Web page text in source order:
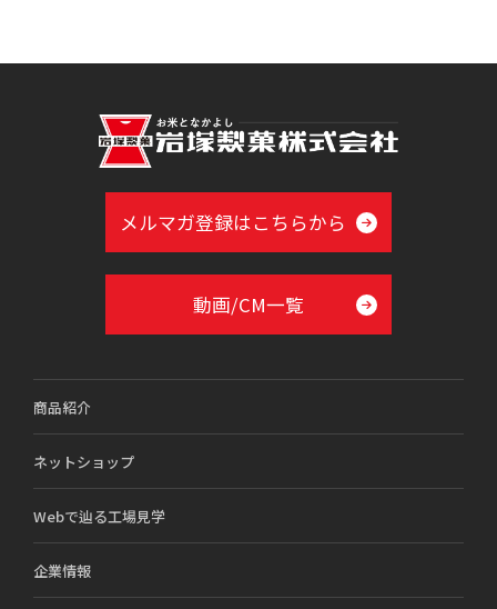
メルマガ登録はこちらから
動画/CM一覧
商品紹介
ネットショップ
Webで辿る工場見学
企業情報